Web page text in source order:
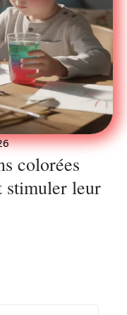
colorées
stimuler leur